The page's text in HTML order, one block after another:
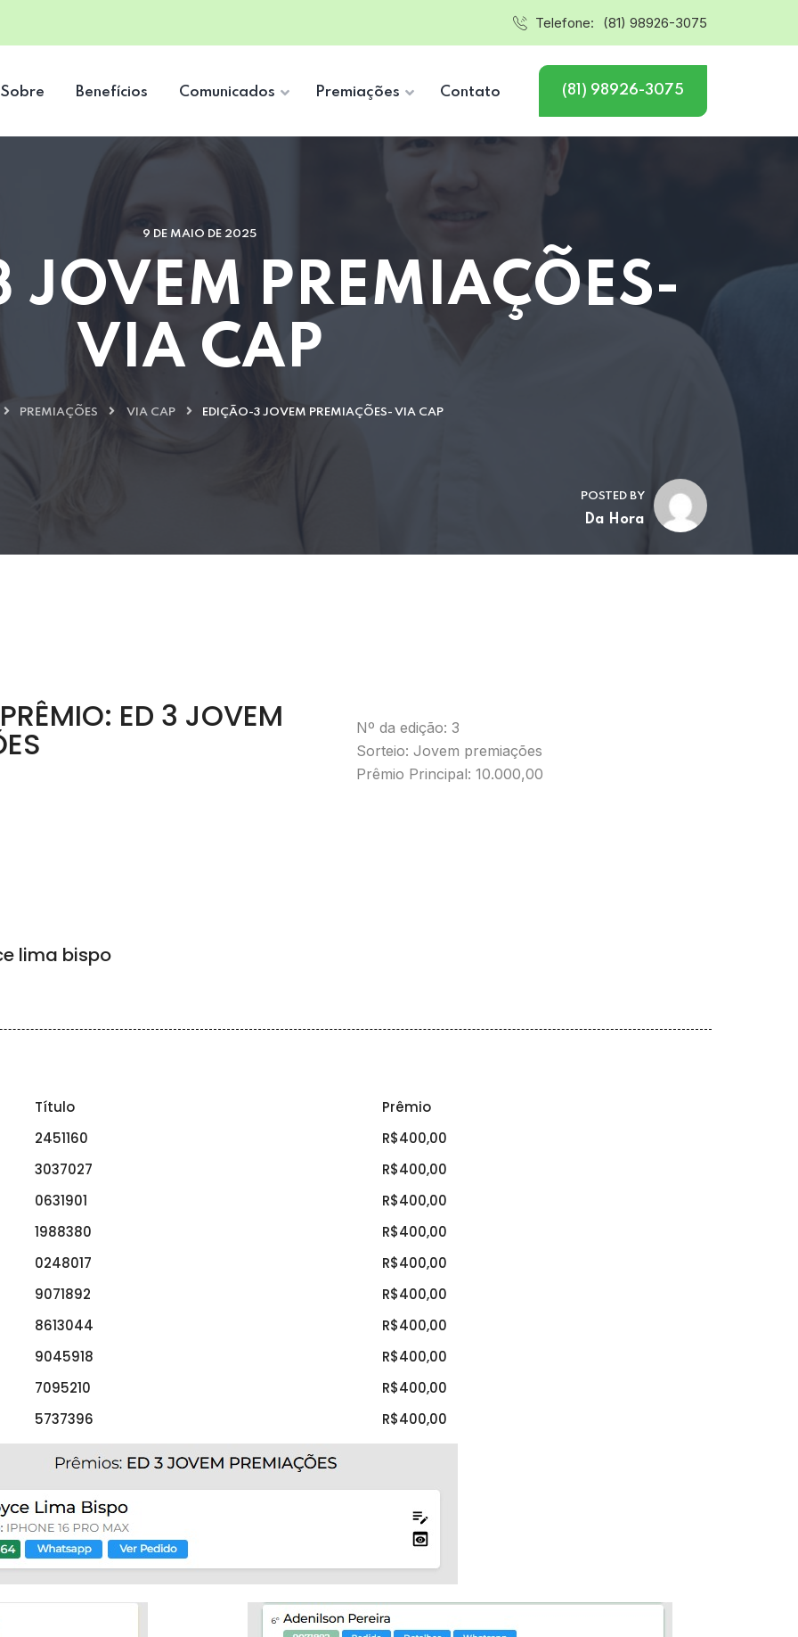
Telefone: (81) 98926-3075
Sobre Benefícios Comunicados Premiações Contato (81) 98926-3075
9 DE MAIO DE 2025
JOVEM PREMIAÇÕES-
VIA CAP
PREMIAÇÕES VIA CAP EDIÇÃO-3 JOVEM PREMIAÇÕES- VIA CAP
POSTED BY
Da Hora
ED 3 JOVEM
Nº da edição: 3
Sorteio: Jovem premiações
Prêmio Principal: 10.000,00
lima bispo
Título
Prêmio
2451160
R$400,00
3037027
R$400,00
0631901
R$400,00
1988380
R$400,00
0248017
R$400,00
9071892
R$400,00
8613044
R$400,00
9045918
R$400,00
7095210
R$400,00
5737396
R$400,00